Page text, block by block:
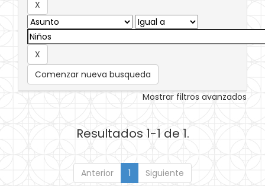
Comenzar nueva busqueda
Mostrar filtros avanzados
Resultados 1-1 de 1.
Anterior 1 Siguiente